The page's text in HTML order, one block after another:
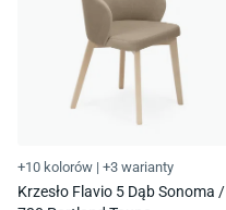
+10 kolorów | +3 warianty
Krzesło Flavio 5 Dąb Sonoma /